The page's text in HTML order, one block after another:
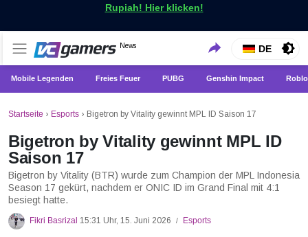
Rupiah! Hier klicken!
VCGamers-Neuigkeiten
News
Holen Sie sich die neuesten Spielnachrichten nur bei
VCGamers
DE
Mobile Legenden Freies Feuer PUBG Genshin Impact
Startseite › Esports › Bigetron by Vitality gewinnt MPL ID Saison 17
Bigetron by Vitality gewinnt MPL ID
Saison 17
Bigetron by Vitality (BTR) wurde zum Champion der MPL Indonesia
Season 17 gekürt, nachdem er ONIC ID im Grand Final mit 4:1
besiegt hatte.
Fikri Basrizal 15:31 Uhr, 15. Juni 2026 / Esports